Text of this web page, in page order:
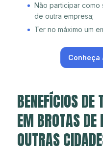
Não participar como
de outra empresa;
Ter no máximo um
Conheça
BENEFÍCIOS
EM BROTAS
OUTRAS